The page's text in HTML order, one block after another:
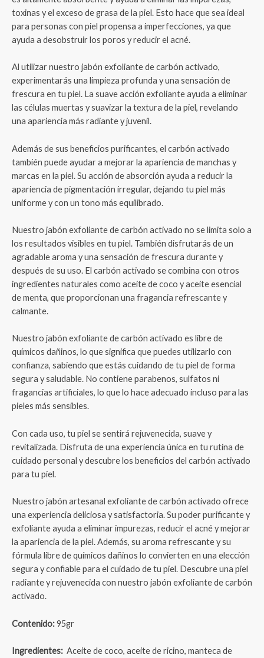
toxinas y el exceso de grasa de la piel. Esto hace que sea ideal
para personas con piel propensa a imperfecciones, ya que
ayuda a desobstruir los poros y reducir el acné.
Al utilizar nuestro jabón exfoliante de carbón activado,
experimentarás una limpieza profunda y una sensación de
frescura en tu piel. La suave acción exfoliante ayuda a eliminar
las células muertas y suavizar la textura de la piel, revelando
una apariencia más radiante y juvenil.
Además de sus beneficios purificantes, el carbón activado
también puede ayudar a mejorar la apariencia de manchas y
marcas en la piel. Su acción de absorción ayuda a reducir la
apariencia de pigmentación irregular, dejando tu piel más
uniforme y con un tono más equilibrado.
Nuestro jabón exfoliante de carbón activado no se limita solo a
los resultados visibles en tu piel. También disfrutarás de un
agradable aroma y una sensación de frescura durante y
después de su uso. El carbón activado se combina con otros
ingredientes naturales como aceite de coco y aceite esencial
de menta, que proporcionan una fragancia refrescante y
calmante.
Nuestro jabón exfoliante de carbón activado es libre de
químicos dañinos, lo que significa que puedes utilizarlo con
confianza, sabiendo que estás cuidando de tu piel de forma
segura y saludable. No contiene parabenos, sulfatos ni
fragancias artificiales, lo que lo hace adecuado incluso para las
pieles más sensibles.
Con cada uso, tu piel se sentirá rejuvenecida, suave y
revitalizada. Disfruta de una experiencia única en tu rutina de
cuidado personal y descubre los beneficios del carbón activado
para tu piel.
Nuestro jabón artesanal exfoliante de carbón activado ofrece
una experiencia deliciosa y satisfactoria. Su poder purificante y
exfoliante ayuda a eliminar impurezas, reducir el acné y mejorar
la apariencia de la piel. Además, su aroma refrescante y su
fórmula libre de químicos dañinos lo convierten en una elección
segura y confiable para el cuidado de tu piel. Descubre una piel
radiante y rejuvenecida con nuestro jabón exfoliante de carbón
activado.
Contenido:95gr
Ingredientes: Aceite de coco, aceite de ricino, manteca de